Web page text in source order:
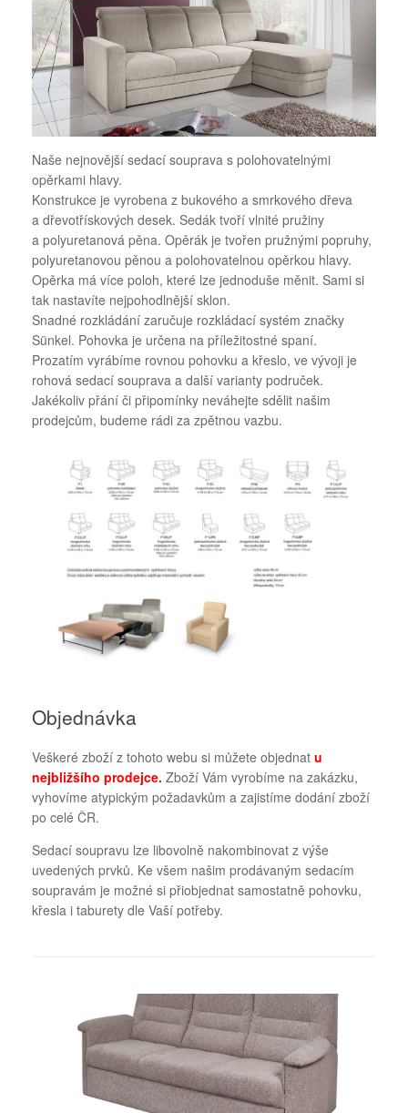
Naše nejnovější sedací souprava s polohovatelnými
opěrkami hlavy.
Konstrukce je vyrobena z bukového a smrkového dřeva
a dřevotřískových desek. Sedák tvoří vlnité pružiny
a polyuretanová pěna. Opěrák je tvořen pružnými popruhy,
polyuretanovou pěnou a polohovatelnou opěrkou hlavy.
Opěrka má více poloh, které lze jednoduše měnit. Sami si
tak nastavíte nejpohodlnější sklon.
Snadné rozkládání zaručuje rozkládací systém značky
Sünkel. Pohovka je určena na příležitostné spaní.
Prozatím vyrábíme rovnou pohovku a křeslo, ve vývoji je
rohová sedací souprava a další varianty područek.
Jakékoliv přání či připomínky neváhejte sdělit našim
prodejcům, budeme rádi za zpětnou vazbu.
Objednávka
Veškeré zboží z tohoto webu si můžete objednat u
nejbližšího prodejce. Zboží Vám vyrobíme na zakázku,
vyhovíme atypickým požadavkům a zajistíme dodání zboží
po celé ČR.
Sedací soupravu lze libovolně nakombinovat z výše
uvedených prvků. Ke všem našim prodávaným sedacím
soupravám je možné si přiobjednat samostatně pohovku,
křesla i taburety dle Vaší potřeby.